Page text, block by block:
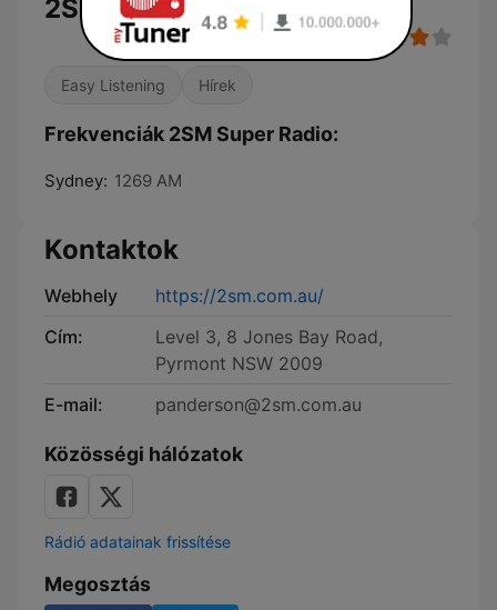
2SM Super Radio
Easy Listening Hírek
Frekvenciák 2SM Super Radio:
Sydney: 1269 AM
Kontaktok
Webhely
https://2sm.com.au/
Cím:
Level 3, 8 Jones Bay Road,
Pyrmont NSW 2009
E-mail:
panderson@2sm.com.au
Közösségi hálózatok
Rádió adatainak frissítése
Megosztás